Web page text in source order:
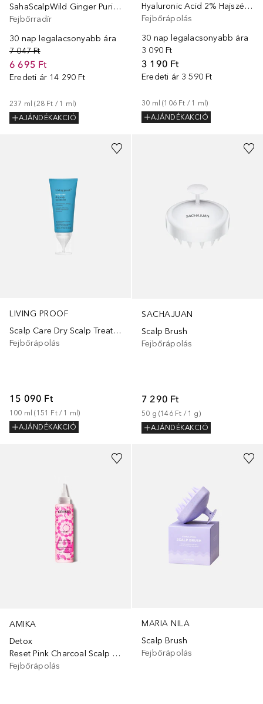
SahaScalpWild Ginger Purif.Scrub
Fejbőrradír
30 nap legalacsonyabb ára
7 047 Ft
6 695 Ft
Eredeti ár 14 290 Ft
237 ml (28 Ft / 1 ml)
AJÁNDÉKAKCIÓ
Hyaluronic Acid 2% Hajszérum
Fejbőrápolás
30 nap legalacsonyabb ára
3 090 Ft
3 190 Ft
Eredeti ár 3 590 Ft
30 ml (106 Ft / 1 ml)
AJÁNDÉKAKCIÓ
LIVING PROOF
Scalp Care Dry Scalp Treatment
Fejbőrápolás
15 090 Ft
100 ml (151 Ft / 1 ml)
AJÁNDÉKAKCIÓ
SACHAJUAN
Scalp Brush
Fejbőrápolás
7 290 Ft
50 g (146 Ft / 1 g)
AJÁNDÉKAKCIÓ
AMIKA
Detox
Reset Pink Charcoal Scalp Cleansing Oil
Fejbőrápolás
MARIA NILA
Scalp Brush
Fejbőrápolás